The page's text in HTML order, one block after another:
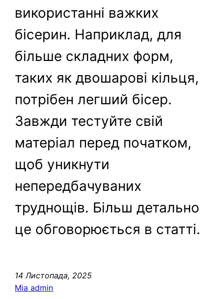
використанні важких
бісерин. Наприклад, для
більше складних форм,
таких як двошарові кільця,
потрібен легший бісер.
Завжди тестуйте свій
матеріал перед початком,
щоб уникнути
непередбачуваних
труднощів. Більш детально
це обговорюється в статті.
14 Листопада, 2025
Mia admin